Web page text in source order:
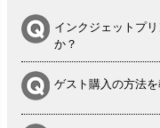
インクジェットプ
か？
ゲスト購入の方法